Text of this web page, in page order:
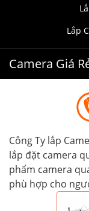
Lắp
Camera Giá
Công Ty lắp
lắp đặt camera
phẩm camera
phù hợp cho